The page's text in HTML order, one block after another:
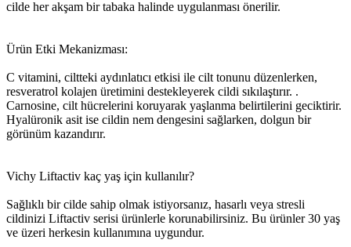
cilde her akşam bir tabaka halinde uygulanması önerilir.
Ürün Etki Mekanizması:
C vitamini, ciltteki aydınlatıcı etkisi ile cilt tonunu düzenlerken,
resveratrol kolajen üretimini destekleyerek cildi sıkılaştırır. .
Carnosine, cilt hücrelerini koruyarak yaşlanma belirtilerini geciktirir.
Hyalüronik asit ise cildin nem dengesini sağlarken, dolgun bir
görünüm kazandırır.
Vichy Liftactiv kaç yaş için kullanılır?
Sağlıklı bir cilde sahip olmak istiyorsanız, hasarlı veya stresli
cildinizi Liftactiv serisi ürünlerle korunabilirsiniz. Bu ürünler 30 yaş
ve üzeri herkesin kullanımına uygundur.